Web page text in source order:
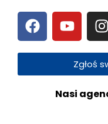
Zgłoś
Nasi